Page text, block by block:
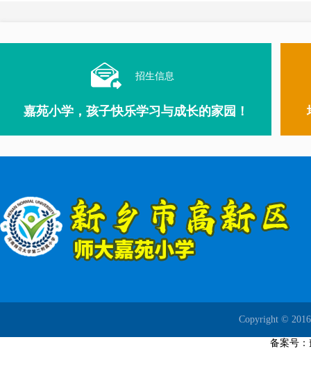
招生信息
嘉苑小学，孩子快乐学习与成长的家园！
Copyright ©
备案号：